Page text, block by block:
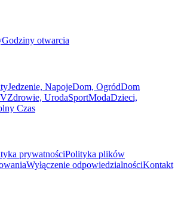
Godziny otwarcia
Jedzenie, NapojeDom, OgródDom
Zdrowie, UrodaSportModaDzieci,
Czas
prywatnościPolityka plików
Wyłączenie odpowiedzialnościKontakt